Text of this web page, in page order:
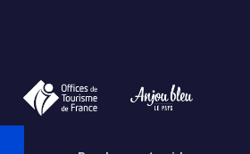
Description